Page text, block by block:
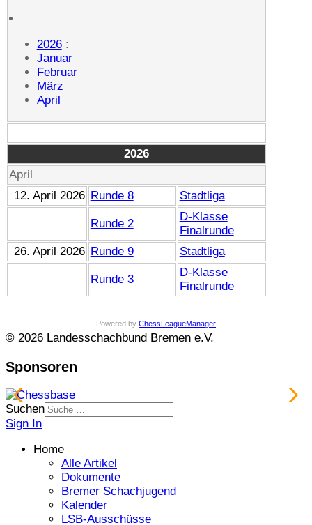
2026:
Januar
Februar
März
April
2026
April
12. April 2026 Runde 8 Stadtliga
Runde 2
D-Klasse
Finalrunde
26. April 2026 Runde 9 Stadtliga
Runde 3
D-Klasse
Finalrunde
Powered by ChessLeagueManager
© 2026 Landesschachbund Bremen e.V.
Sponsoren
Suchen
Sign In
Home
Alle Artikel
Dokumente
Bremer Schachjugend
Kalender
LSB-Ausschüsse